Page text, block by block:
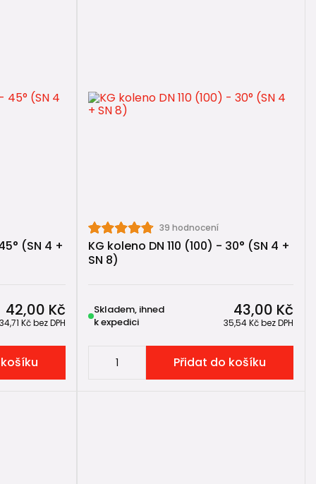
velmi rozumné řešení.
(SN 4 +
42,00 Kč
34,71 Kčbez DPH
39 hodnocení
KG koleno DN 110 (100) - 30° (SN 4 +
SN 8)
43,00 Kč
35,54 Kčbez DPH
Skladem, ihned
k expedici
Přidat do košíku